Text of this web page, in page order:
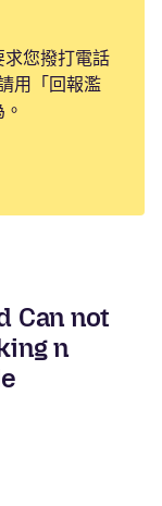
您撥打電話
用「回報濫
Can not
n